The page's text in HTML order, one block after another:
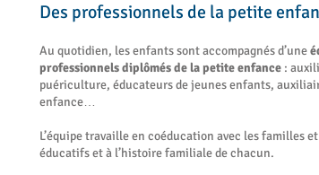
Des professionnels de la petite
Au quotidien, les enfants sont accompagnés d’une
professionnels diplômés de la petite enfance :
puériculture, éducateurs de jeunes enfants,
enfance…
L’équipe travaille en coéducation avec les familles
éducatifs et à l’histoire familiale de chacun.